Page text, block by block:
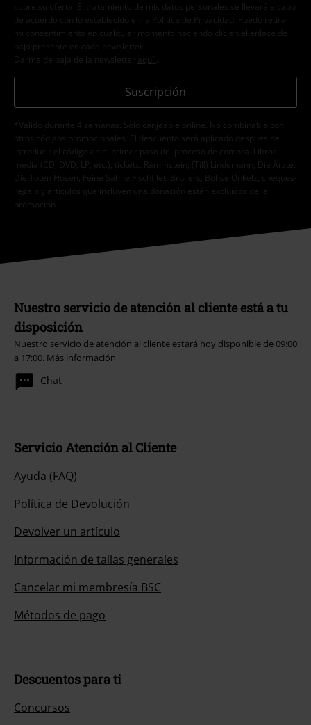
sobre su oferta. El tratamiento de mis datos personales se llevará a cabo
de acuerdo con lo establecido en la
Política de Privacidad . Puedo retirar
mi consentimiento en cualquier momento haciendo clic en el enlace de
baja presente en cada newsletter.
Darme de baja de la newsletter
aquí
Suscripción
*Válido durante 4 semanas. Solo canjeable online. No combinable con
otros códigos promocionales. El descuento será aplicado después de
introducir el código en el primer paso del proceso de compra. Libros,
media (CD, DVD, LP, etc.), tickets, Rammstein, (Till) Lindemann, Die Ärzte,
Die Toten Hosen, Feine Sahne Fischfilet, Broilers, Böhse Onkelz, cheques-
regalo y artículos que incluyen una donación están excluidos de la
promoción.
Nuestro servicio de atención al cliente está a tu
disposición
Nuestro servicio de atención al cliente estará hoy disponible de 09:00
a 17:00. Más información
Chat
Servicio Atención al Cliente
Ayuda (FAQ)
Política de Devolución
Devolver un artículo
Información de tallas generales
Cancelar mi membresía BSC
Métodos de pago
Descuentos para ti
Concursos